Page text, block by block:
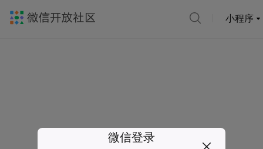
小程序
微信登录